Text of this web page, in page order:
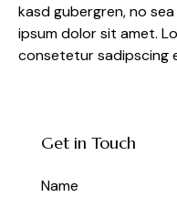
kasd gubergren, no
ipsum dolor sit amet.
consetetur sadipscing
Get in Touch